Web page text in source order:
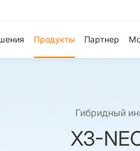
Продукты Партнер
Гибридный
X3-